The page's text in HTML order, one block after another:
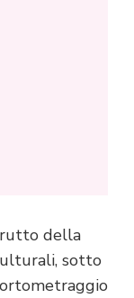
della
sotto